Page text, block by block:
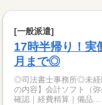
[一般派遣]
17時半帰り！実
月まで◎
◎司法書士事務所◎未
の内容】会計ソフト（
確認｜経費精算｜備品...